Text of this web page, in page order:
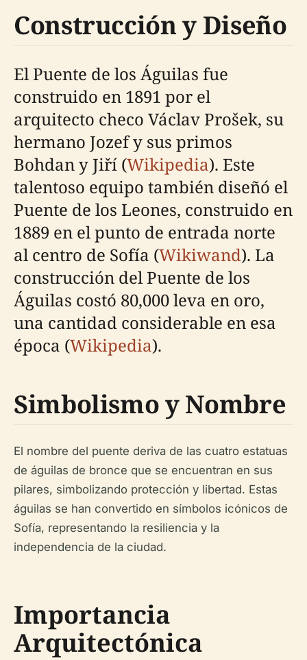
Construcción y Diseño
El Puente de los Águilas fue
construido en 1891 por el
arquitecto checo Václav Prošek, su
hermano Jozef y sus primos
Bohdan y Jiří (Wikipedia). Este
talentoso equipo también diseñó el
Puente de los Leones, construido en
1889 en el punto de entrada norte
al centro de Sofía (Wikiwand). La
construcción del Puente de los
Águilas costó 80,000 leva en oro,
una cantidad considerable en esa
época (Wikipedia).
Simbolismo y Nombre
El nombre del puente deriva de las cuatro estatuas
de águilas de bronce que se encuentran en sus
pilares, simbolizando protección y libertad. Estas
águilas se han convertido en símbolos icónicos de
Sofía, representando la resiliencia y la
independencia de la ciudad.
Importancia
Arquitectónica